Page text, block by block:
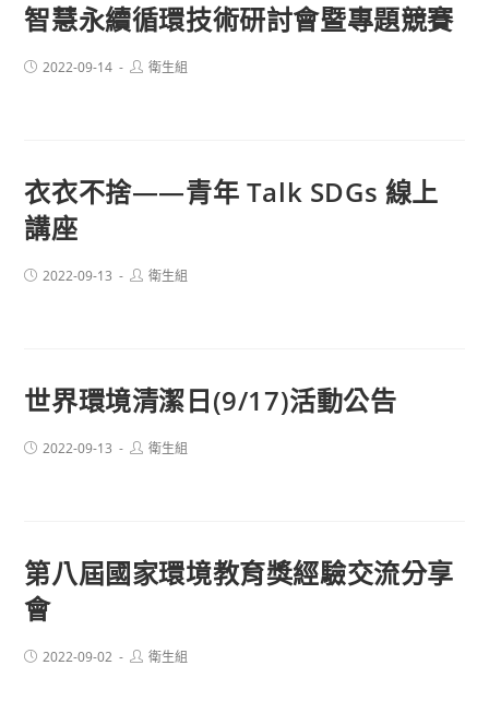
智慧永續循環技術研討會暨專題競賽
Post2022-09-14
Post衛生組
衣衣不捨——青年 Talk SDGs 線上
講座
Post2022-09-13
Post衛生組
世界環境清潔日(9/17)活動公告
Post2022-09-13
Post衛生組
第八屆國家環境教育獎經驗交流分享
會
Post2022-09-02
Post衛生組